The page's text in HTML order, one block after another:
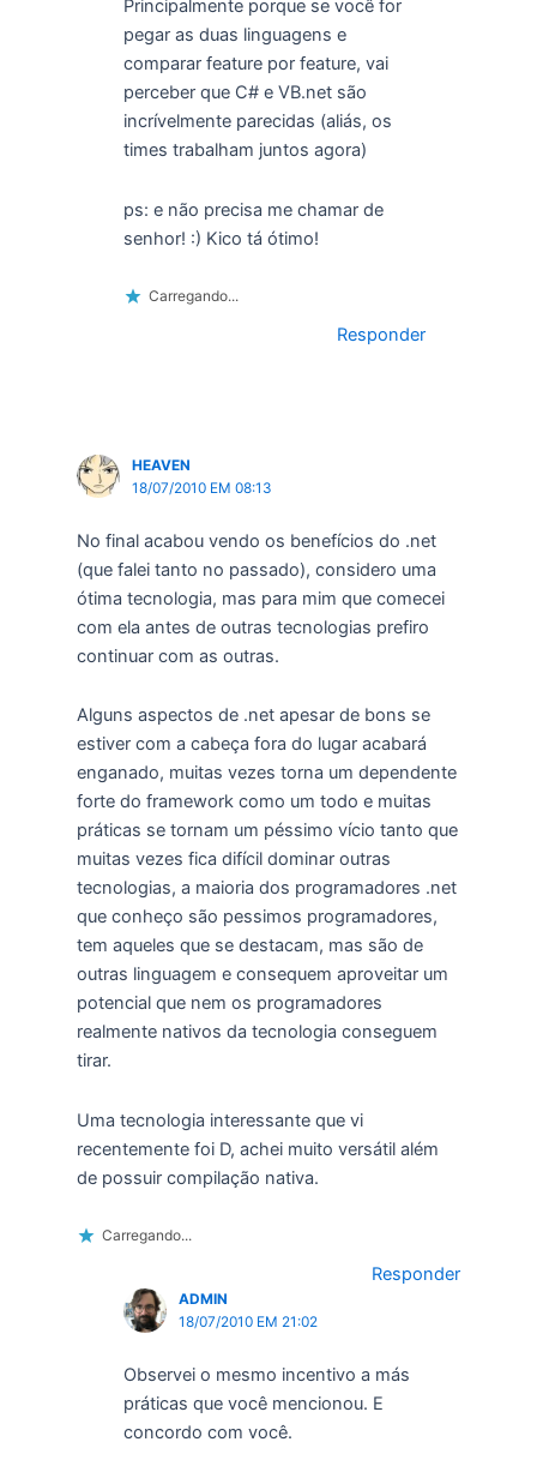
Principalmente porque se você for
pegar as duas linguagens e
comparar feature por feature, vai
perceber que C# e VB.net são
incrívelmente parecidas (aliás, os
times trabalham juntos agora)
ps: e não precisa me chamar de
senhor! :) Kico tá ótimo!
Carregando...
Responder
HEAVEN
18/07/2010 EM 08:13
No final acabou vendo os benefícios do .net
(que falei tanto no passado), considero uma
ótima tecnologia, mas para mim que comecei
com ela antes de outras tecnologias prefiro
continuar com as outras.
Alguns aspectos de .net apesar de bons se
estiver com a cabeça fora do lugar acabará
enganado, muitas vezes torna um dependente
forte do framework como um todo e muitas
práticas se tornam um péssimo vício tanto que
muitas vezes fica difícil dominar outras
tecnologias, a maioria dos programadores .net
que conheço são pessimos programadores,
tem aqueles que se destacam, mas são de
outras linguagem e consequem aproveitar um
potencial que nem os programadores
realmente nativos da tecnologia conseguem
tirar.
Uma tecnologia interessante que vi
recentemente foi D, achei muito versátil além
de possuir compilação nativa.
Carregando...
Responder
ADMIN
18/07/2010 EM 21:02
Observei o mesmo incentivo a más
práticas que você mencionou. E
concordo com você.